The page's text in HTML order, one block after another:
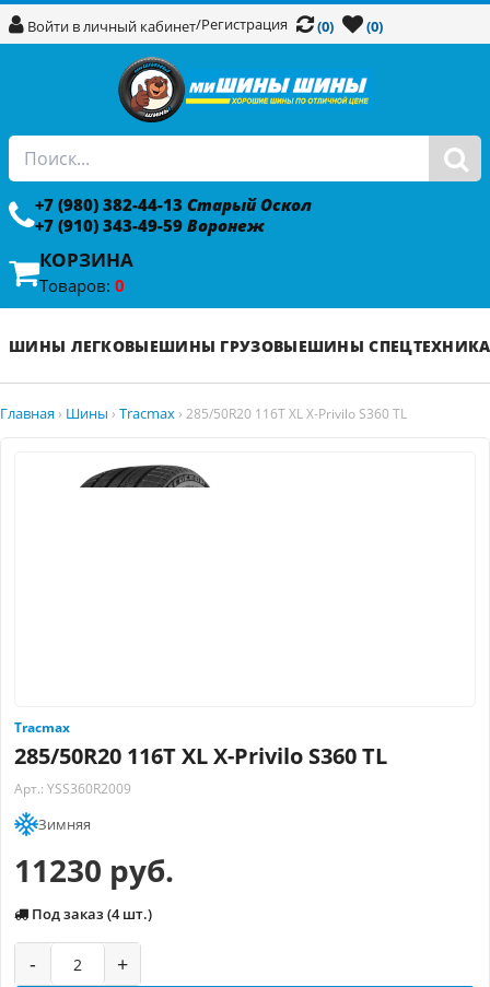
Войти в личный кабинет/Регистрация (0) (0)
+7 (980) 382-44-13 Старый Оскол
+7 (910) 343-49-59 Воронеж
КОРЗИНА
Товаров: 0
ШИНЫ ЛЕГКОВЫЕШИНЫ ГРУЗОВЫЕШИНЫ СПЕЦТЕХНИКА
Главная › Шины › Tracmax › 285/50R20 116T XL X-Privilo S360 TL
Tracmax
285/50R20 116T XL X-Privilo S360 TL
Арт.: YSS360R2009
Зимняя
11230 руб.
Под заказ (4 шт.)
- +